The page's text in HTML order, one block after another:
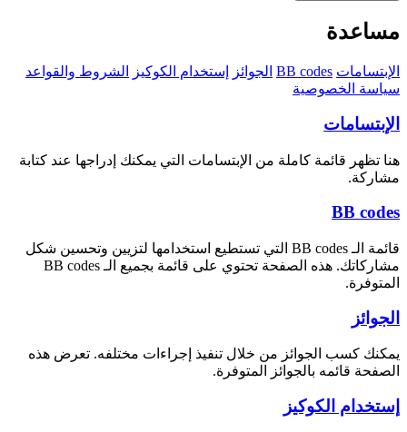
مساعدة
الإبتسامات BB codes الجوائز إستخدام الكوكيز
الشروط والقواعد
سياسة الخصوصية
الإبتسامات
هنا تظهر قائمة كاملة من الإبتسامات التي يمكنك إدراجها عند كتابة
مشاركة.
BB codes
قائمة الـ BB codes التي تستطيع استخدامها لتزيين وتحسين شكل
مشاركاتك. هذه الصفحة تحتوي على قائمة بجميع الـ BB codes
المتوفرة.
الجوائز
يمكنك كسب الجوائز من خلال تنفيذ إجراءات مختلفه. تعرض هذه
الصفحة قائمه بالجوائز المتوفرة.
إستخدام الكوكيز